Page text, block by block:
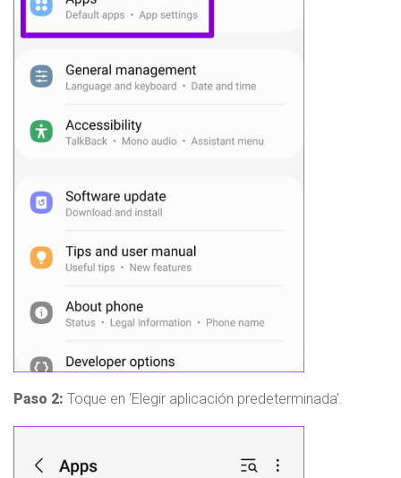
Paso 2: Toque en ‘Elegir aplicación predeterminada’.